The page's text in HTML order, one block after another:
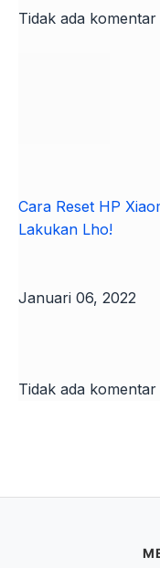
Tidak ada komentar
Cara Reset HP
Lakukan Lho!
Januari 06, 2022
Tidak ada komentar